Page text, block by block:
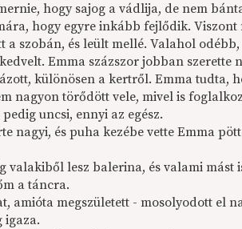
hogy sajog a vádlija, de nem
hogy egyre inkább fejlődik.
a szobán, és leült mellé. Valahol
Emma százszor jobban
különösen a kertről. Emma tudta,
nagyon törődött vele, mivel is
uncsi, ennyi az egész.
nagyi, és puha kezébe vette Emma
valakiből lesz balerina, és valami
a táncra.
amióta megszületett - mosolyo­dott el
igaza.